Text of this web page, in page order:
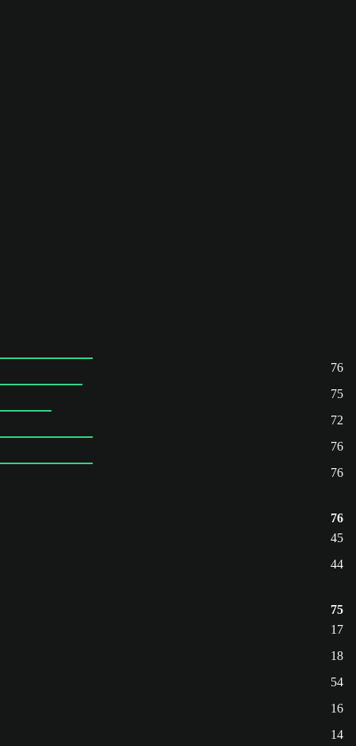
76
75
72
76
76
76
45
44
75
17
18
54
16
14